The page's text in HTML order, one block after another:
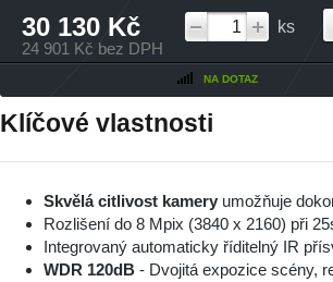
30 130 Kč
24 901 Kč bez DPH
ks
NA DOTAZ
Klíčové vlastnosti
Skvělá citlivost kamery umožňuje
Rozlišení do 8 Mpix (3840 x 2160) při
Integrovaný automaticky říditelný IR
WDR 120dB - Dvojitá expozice scény,